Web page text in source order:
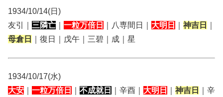
1934/10/14(日)
友引｜ 三隣亡 一粒万倍日 ｜八専間日｜ 大明日 神吉日
母倉日
｜復日｜戊午｜三碧｜成｜星
1934/10/17(水)
大安
一粒万倍日 不成就日 ｜辛酉｜ 大明日 神吉日
｜辛